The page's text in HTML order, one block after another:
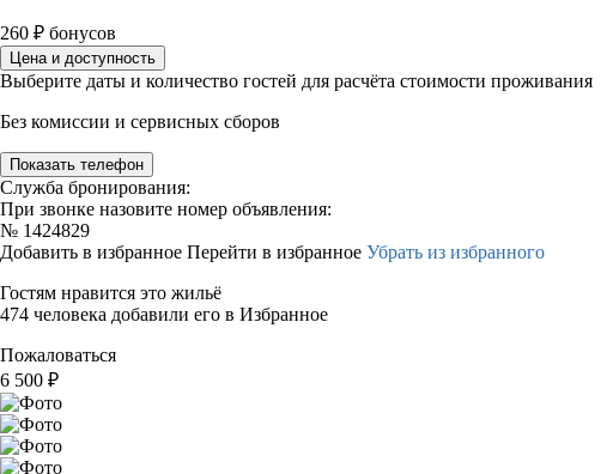
260 ₽ бонусов
Цена и доступность
Выберите даты и количество гостей для расчёта стоимости проживания
Без комиссии и сервисных сборов
Показать телефон
Служба бронирования:
При звонке назовите номер объявления:
№ 1424829
Добавить в избранное Перейти в избранное Убрать из избранного
Гостям нравится это жильё
474 человека добавили его в Избранное
Пожаловаться
6 500 ₽